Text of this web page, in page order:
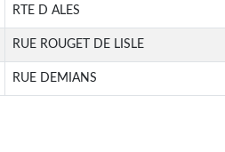
RTE D ALES
RUE ROUGET DE LISLE
RUE DEMIANS